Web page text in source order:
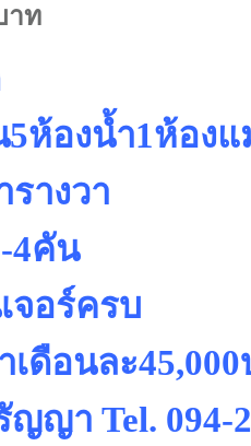
าท
ห้องน้ำ1ห้อง
รางวา
4คัน
จอร์ครบ
เดือนละ
า Tel. 094-